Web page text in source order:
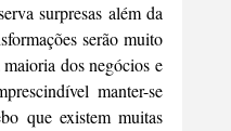
surpresas além da
serão muito
dos negócios e
manter-se
que existem muitas